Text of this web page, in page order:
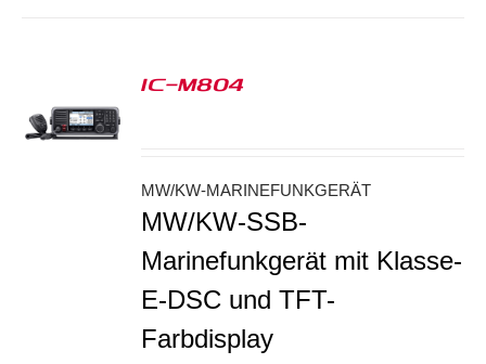
IC-M804
MW/KW-MARINEFUNKGERÄT
MW/KW-SSB-
Marinefunkgerät mit Klasse-
E-DSC und TFT-
Farbdisplay